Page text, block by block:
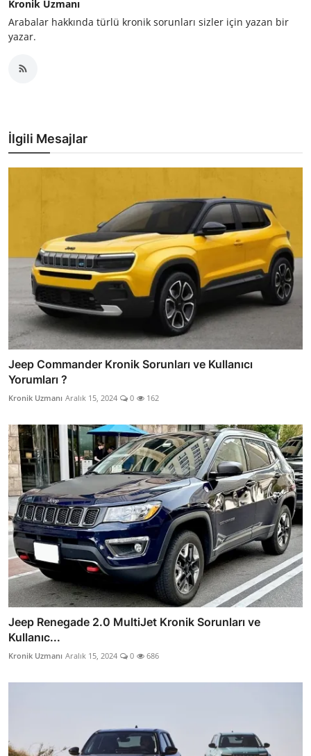
Kronik Uzmanı
Arabalar hakkında türlü kronik sorunları sizler için yazan bir
yazar.
İlgili Mesajlar
Jeep Commander Kronik Sorunları ve Kullanıcı
Yorumları ?
Kronik Uzmanı Aralık 15, 2024 0 162
Jeep Renegade 2.0 MultiJet Kronik Sorunları ve
Kullanıc...
Kronik Uzmanı Aralık 15, 2024 0 686